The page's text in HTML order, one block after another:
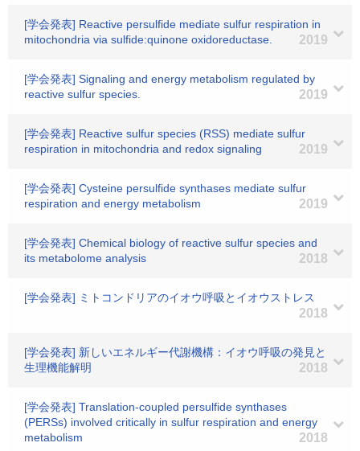
[学会発表] Reactive persulfide mediate sulfur respiration in
mitochondria via sulfide:quinone oxidoreductase.
2019
[学会発表] Signaling and energy metabolism regulated by
reactive sulfur species.
2019
[学会発表] Reactive sulfur species (RSS) mediate sulfur
respiration in mitochondria and redox signaling
2019
[学会発表] Cysteine persulfide synthases mediate sulfur
respiration and energy metabolism
2019
[学会発表] Chemical biology of reactive sulfur species and
its metabolome analysis
2018
[学会発表] ミトコンドリアのイオウ呼吸とイオウストレス
2018
[学会発表] 新しいエネルギー代謝機構：イオウ呼吸の発見と
生理機能解明
2018
[学会発表] Translation-coupled persulfide synthases
(PERSs) involved critically in sulfur respiration and energy
metabolism
2018